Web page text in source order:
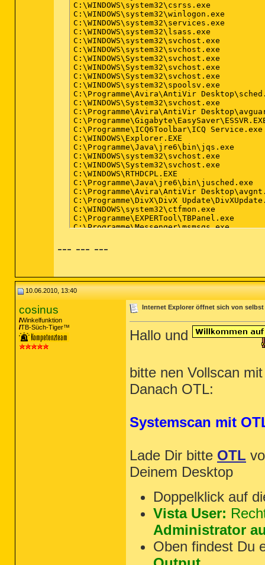
C:\WINDOWS\system32\csrss.exe
C:\WINDOWS\system32\winlogon.exe
C:\WINDOWS\system32\services.exe
C:\WINDOWS\system32\lsass.exe
C:\WINDOWS\system32\svchost.exe
C:\WINDOWS\system32\svchost.exe
C:\WINDOWS\System32\svchost.exe
C:\WINDOWS\System32\svchost.exe
C:\WINDOWS\System32\svchost.exe
C:\WINDOWS\system32\spoolsv.exe
C:\Programme\Avira\AntiVir
C:\WINDOWS\System32\svchost.exe
C:\Programme\Avira\AntiVir
C:\Programme\ICQ6Toolbar\ICQ Service.exe
C:\WINDOWS\Explorer.EXE
C:\Programme\Java\jre6\bin\jqs.exe
C:\WINDOWS\system32\svchost.exe
C:\WINDOWS\System32\svchost.exe
C:\WINDOWS\RTHDCPL.EXE
C:\Programme\Java\jre6\bin\jusched.exe
C:\Programme\Avira\AntiVir
C:\Programme\DivX\DivX
C:\WINDOWS\system32\ctfmon.exe
C:\Programme\EXPERTool\TBPanel.exe
C:\Programme\Messenger\msmsgs.exe
C:\WINDOWS\system32\wscntfy.exe
C:\Programme\QIP\qip.exe
C:\Programme\World of Warcraft\WoW.exe
C:\Programme\Avira\AntiVir
C:\Programme\Avira\AntiVir
C:\Programme\Mozilla Firefox\firefox.exe
C:\Dokumente und
R1 - HKCU\Software\Microsoft\Internet
R1 - HKCU\Software\Microsoft\Internet
R1 - HKCU\Software\Microsoft\Internet
R1 - HKCU\Software\Microsoft\Internet
R1 - HKCU\Software\Microsoft\Internet
R3 - URLSearchHook: DeviceVM Url Search
R3 - URLSearchHook: (no name) -  - (no
R3 - URLSearchHook: ICQToolBar -
O2 - BHO: AcroIEHelperStub - {18DF081C-
O2 - BHO: Java(tm) Plug-In 2 SSV Helper
O2 - BHO: JQSIEStartDetectorImpl -
O3 - Toolbar: ICQToolBar - {855F3B16-
O4 - HKLM\..\Run: [nwiz] nwiz.exe /
O4 - HKLM\..\Run: [RTHDCPL] RTHDCPL.EXE
O4 - HKLM\..\Run: [Alcmtr] ALCMTR.EXE
O4 - HKLM\..\Run:
--- --- ---
10.06.2010, 13:40
cosinus
Winkelfunktion
TB-Süch-Tiger™
Internet Explorer öffnet sich von selbst
Hallo und
bitte nen Vollscan
Danach OTL:
Systemscan mit
Lade Dir bitte OTL
Deinem Desktop
Doppelklick auf
Vista User:
Administrator
Oben findest Du